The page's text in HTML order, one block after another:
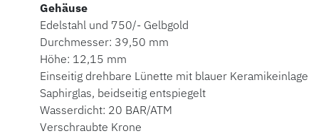
Gehäuse
Edelstahl und 750/- Gelbgold
Durchmesser: 39,50 mm
Höhe: 12,15 mm
Einseitig drehbare Lünette mit blauer Keramikeinlage
Saphirglas, beidseitig entspiegelt
Wasserdicht: 20 BAR/ATM
Verschraubte Krone